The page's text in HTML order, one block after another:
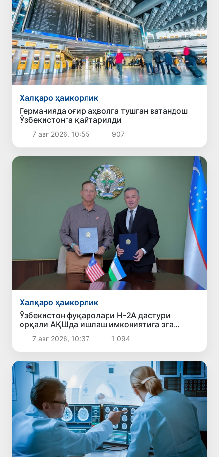
Халқаро ҳамкорлик
Германияда оғир аҳволга тушган ватандош
Ўзбекистонга қайтарилди
7 авг 2026, 10:55 907
Халқаро ҳамкорлик
Ўзбекистон фуқаролари H-2A дастури
орқали АҚШда ишлаш имкониятига эга
бўлади
7 авг 2026, 10:37 1 094